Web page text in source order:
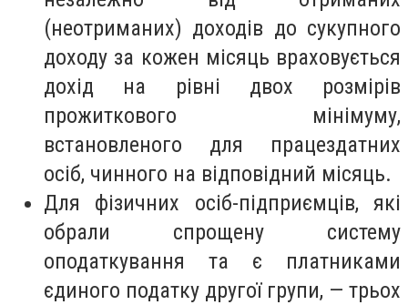
(неотриманих) доходів до сукупного
доходу за кожен місяць враховується
дохід на рівні двох розмірів
прожиткового мінімуму,
встановленого для працездатних
осіб, чинного на відповідний місяць.
Для фізичних осіб-підприємців, які
обрали спрощену систему
оподаткування та є платниками
єдиного податку другої групи, — трьох